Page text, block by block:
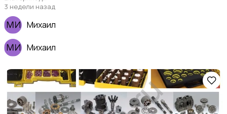
3 недели назад
Михаил
Михаил